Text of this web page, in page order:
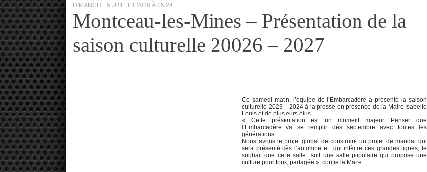
DIMANCHE 5 JUILLET 2026 À 05:24
Montceau-les-Mines – Présentation de la
saison culturelle 20026 – 2027
Ce samedi matin, l’équipe de l’Embarcadère a présenté la saison
culturelle 2023 – 2024 à la presse en présence de la Maire Isabelle
Louis et de plusieurs élus.
« Cette présentation est un moment majeur. Penser que
l’Embarcadère va se remplir dès septembre avec toutes les
générations.
Nous avons le projet global de construire un projet de mandat qui
sera présenté dès l’automne et qui intègre ces grandes lignes, le
souhait que cette salle soit une salle populaire qui propose une
culture pour tous, partagée », confie la Maire.